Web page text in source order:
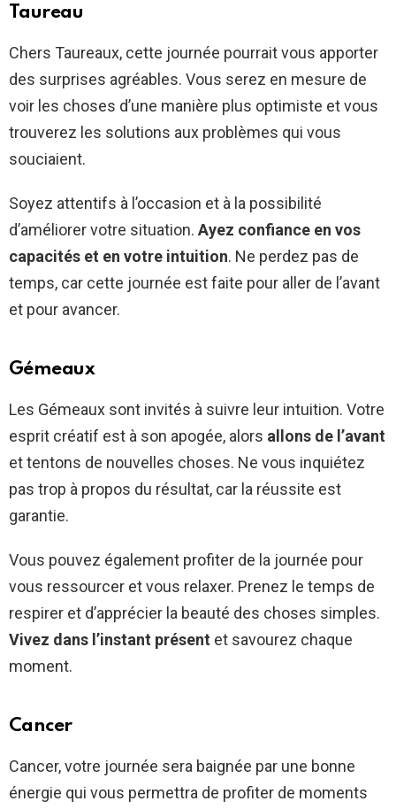
Taureau
Chers Taureaux, cette journée pourrait vous apporter
des surprises agréables. Vous serez en mesure de
voir les choses d’une manière plus optimiste et vous
trouverez les solutions aux problèmes qui vous
souciaient.
Soyez attentifs à l’occasion et à la possibilité
d’améliorer votre situation. Ayez confiance en vos
capacités et en votre intuition. Ne perdez pas de
temps, car cette journée est faite pour aller de l’avant
et pour avancer.
Gémeaux
Les Gémeaux sont invités à suivre leur intuition. Votre
esprit créatif est à son apogée, alors allons de l’avant
et tentons de nouvelles choses. Ne vous inquiétez
pas trop à propos du résultat, car la réussite est
garantie.
Vous pouvez également profiter de la journée pour
vous ressourcer et vous relaxer. Prenez le temps de
respirer et d’apprécier la beauté des choses simples.
Vivez dans l’instant présent et savourez chaque
moment.
Cancer
Cancer, votre journée sera baignée par une bonne
énergie qui vous permettra de profiter de moments